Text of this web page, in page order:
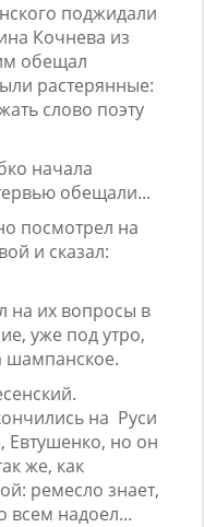
поджидали
Кочнева из
обещал
растерянные:
слово поэту
начала
обещали...
посмотрел на
и сказал:
на их вопросы в
уже под утро,
шампанское.
на Руси
Евтушенко, но он
же, как
ремесло знает,
всем надоел...